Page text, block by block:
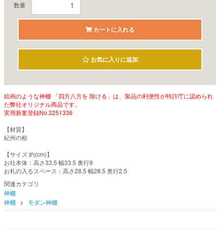
数量
カートに入れる
お気に入りに追加
絵画のような神棚 「四方八方を 除ける」は、製品の利便性が特許庁に認められ
た弊社オリジナル商品です。
実用新案登録No.3251336
【材質】
紀州の桧
【サイズ 約(cm)】
お社本体：高さ33.5 幅33.5 奥行9
お札の入るスペース：高さ28.5 幅28.5 奥行2.5
関連カテゴリ
神棚
神棚
モダン神棚